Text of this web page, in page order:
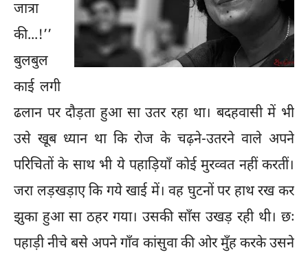
जात्रा
की...!’’
बुलबुल
काई लगी
ढलान पर दौड़ता हुआ सा उतर रहा था। बदहवासी में भी
उसे खूब ध्यान था कि रोज के चढ़ने-उतरने वाले अपने
परिचितों के साथ भी ये पहाड़ियाँ कोई मुरव्वत नहीं करतीं।
जरा लड़खड़ाए कि गये खाई में। वह घुटनों पर हाथ रख कर
झुका हुआ सा ठहर गया। उसकी साँस उखड़ रही थी। छः
पहाड़ी नीचे बसे अपने गाँव कांसुवा की ओर मुँह करके उसने